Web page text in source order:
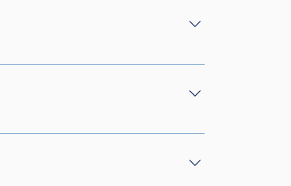
e estrutural de 3 anos contra
possuem entrega técnica,
operadores